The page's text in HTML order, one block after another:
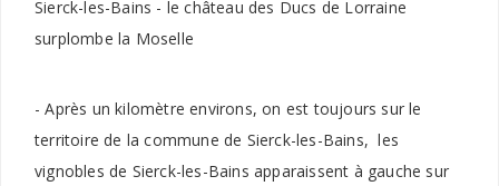
Sierck-les-Bains - le château des Ducs de Lorraine
surplombe la Moselle
- Après un kilomètre environs, on est toujours sur le
territoire de la commune de Sierck-les-Bains, les
vignobles de Sierck-les-Bains apparaissent à gauche sur